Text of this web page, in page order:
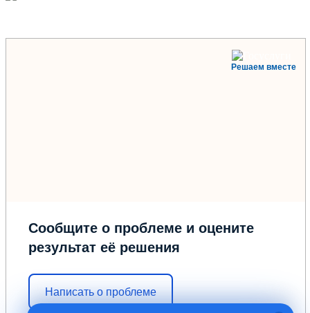
Решаем вместе
Сообщите о проблеме и оцените
результат её решения
Написать о проблеме